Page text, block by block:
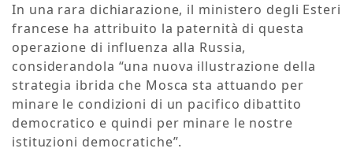
In una rara dichiarazione, il ministero degli Esteri
francese ha attribuito la paternità di questa
operazione di influenza alla Russia,
considerandola “una nuova illustrazione della
strategia ibrida che Mosca sta attuando per
minare le condizioni di un pacifico dibattito
democratico e quindi per minare le nostre
istituzioni democratiche”.